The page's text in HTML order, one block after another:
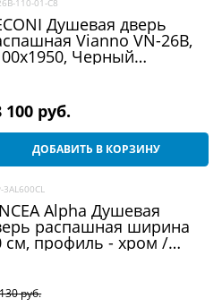
Душевая дверь
Vianno VN-26B,
Черный
100 руб.
ДОБАВИТЬ В КОРЗИНУ
3AL600CL
Alpha Душевая
распашная ширина
см, профиль - хром /
руб.